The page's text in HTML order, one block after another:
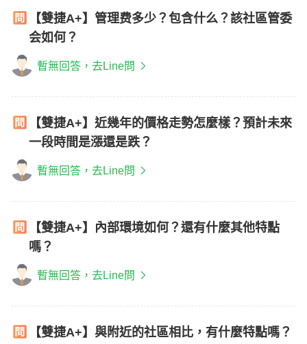
【雙捷A+】管理费多少？包含什么？該社區管委
会如何？
暫無回答，去Line問
【雙捷A+】近幾年的價格走勢怎麼樣？預計未來
一段時間是漲還是跌？
暫無回答，去Line問
【雙捷A+】內部環境如何？還有什麼其他特點
嗎？
暫無回答，去Line問
【雙捷A+】與附近的社區相比，有什麼特點嗎？